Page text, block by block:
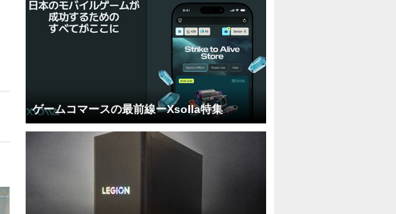
ゲームコマースの最前線ーXsolla特集